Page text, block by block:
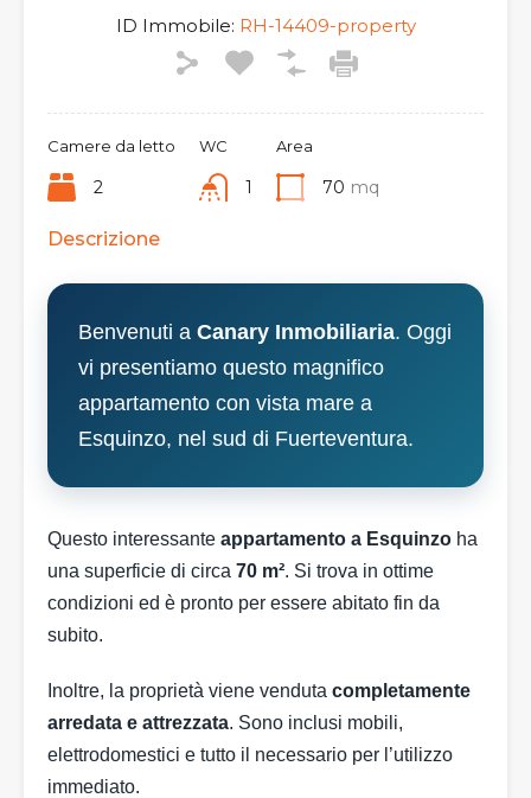
ID Immobile: RH-14409-property
Camere da letto
2
WC
1
Area
70 mq
Descrizione
Benvenuti a Canary Inmobiliaria. Oggi
vi presentiamo questo magnifico
appartamento con vista mare a
Esquinzo, nel sud di Fuerteventura.
Questo interessante appartamento a Esquinzo ha
una superficie di circa 70 m². Si trova in ottime
condizioni ed è pronto per essere abitato fin da
subito.
Inoltre, la proprietà viene venduta completamente
arredata e attrezzata. Sono inclusi mobili,
elettrodomestici e tutto il necessario per l’utilizzo
immediato.